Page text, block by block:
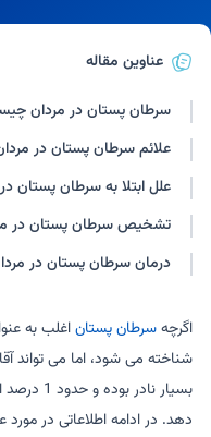
عناوین مقاله
سرطان پستان در مردان
علائم سرطان پستان در
علل ابتلا به سرطان پستان
تشخیص سرطان پستان در
درمان سرطان پستان در
اگرچهسرطان پستاناغلب به
شناخته می شود، اما می تواند
بسیار
دهد. در ادامه اطلاعاتی در